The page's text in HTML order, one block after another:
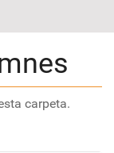
carpeta.